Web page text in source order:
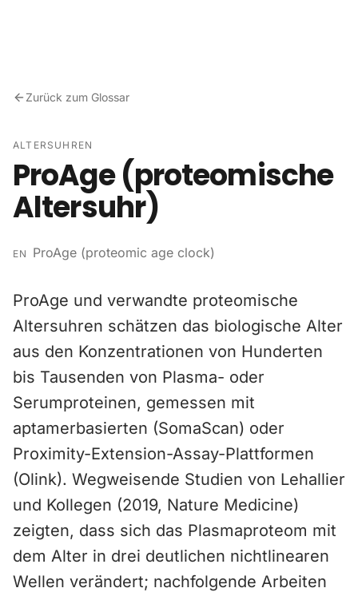
Zurück zum Glossar
ALTERSUHREN
ProAge (proteomische
Altersuhr)
EN ProAge (proteomic age clock)
ProAge und verwandte proteomische
Altersuhren schätzen das biologische Alter
aus den Konzentrationen von Hunderten
bis Tausenden von Plasma- oder
Serumproteinen, gemessen mit
aptamerbasierten (SomaScan) oder
Proximity-Extension-Assay-Plattformen
(Olink). Wegweisende Studien von Lehallier
und Kollegen (2019, Nature Medicine)
zeigten, dass sich das Plasmaproteom mit
dem Alter in drei deutlichen nichtlinearen
Wellen verändert; nachfolgende Arbeiten